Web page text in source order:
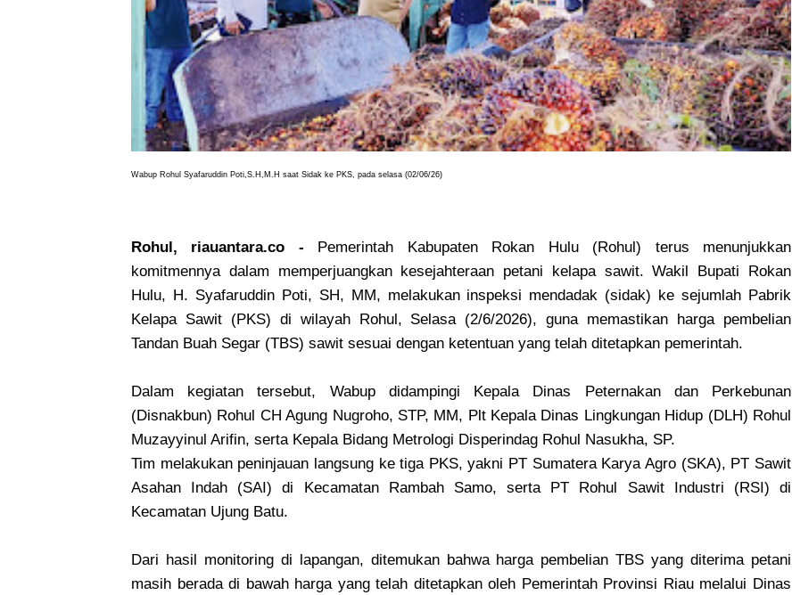
Wabup Rohul Syafaruddin Poti,S.H,M.H saat Sidak ke PKS, pada selasa (02/06/26)
Rohul, riauantara.co - Pemerintah Kabupaten Rokan Hulu (Rohul) terus menunjukkan
komitmennya dalam memperjuangkan kesejahteraan petani kelapa sawit. Wakil Bupati Rokan
Hulu, H. Syafaruddin Poti, SH, MM, melakukan inspeksi mendadak (sidak) ke sejumlah Pabrik
Kelapa Sawit (PKS) di wilayah Rohul, Selasa (2/6/2026), guna memastikan harga pembelian
Tandan Buah Segar (TBS) sawit sesuai dengan ketentuan yang telah ditetapkan pemerintah.
Dalam kegiatan tersebut, Wabup didampingi Kepala Dinas Peternakan dan Perkebunan
(Disnakbun) Rohul CH Agung Nugroho, STP, MM, Plt Kepala Dinas Lingkungan Hidup (DLH) Rohul
Muzayyinul Arifin, serta Kepala Bidang Metrologi Disperindag Rohul Nasukha, SP.
Tim melakukan peninjauan langsung ke tiga PKS, yakni PT Sumatera Karya Agro (SKA), PT Sawit
Asahan Indah (SAI) di Kecamatan Rambah Samo, serta PT Rohul Sawit Industri (RSI) di
Kecamatan Ujung Batu.
Dari hasil monitoring di lapangan, ditemukan bahwa harga pembelian TBS yang diterima petani
masih berada di bawah harga yang telah ditetapkan oleh Pemerintah Provinsi Riau melalui Dinas